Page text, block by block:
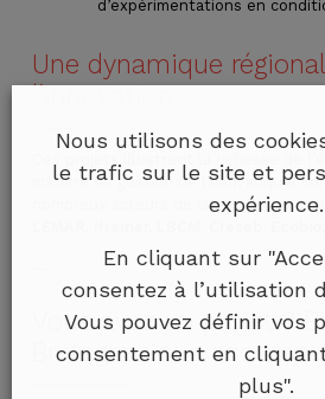
d’expérimentations en
Une dynamique
l’innovation
matière de gestion de l’eau, auquel
nombreux acteurs de la recherche
Vous avez un projet ?
Bretagne vous
Nous utilisons des
le trafic sur le site et
expérience.
En cliquant sur
consentez à l’utilisation
Vous pouvez définir vos
consentement en
plus".